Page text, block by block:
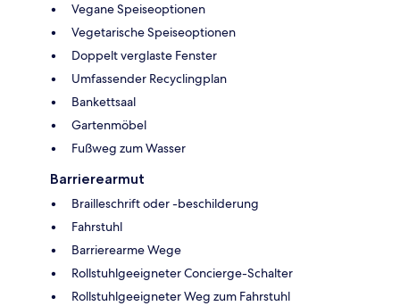
Vegane Speiseoptionen
Vegetarische Speiseoptionen
Doppelt verglaste Fenster
Umfassender Recyclingplan
Bankettsaal
Gartenmöbel
Fußweg zum Wasser
Barrierearmut
Brailleschrift oder -beschilderung
Fahrstuhl
Barrierearme Wege
Rollstuhlgeeigneter Concierge-Schalter
Rollstuhlgeeigneter Weg zum Fahrstuhl